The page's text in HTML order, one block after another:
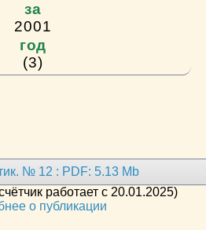
за
2001
год
(3)
№ 12 : PDF: 5.13 Mb
работает с 20.01.2025)
о публикации